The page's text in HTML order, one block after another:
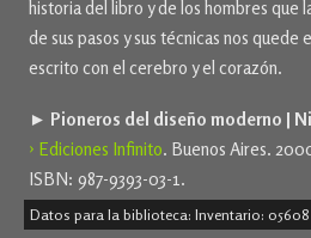
historia del libro y de los hombres que
de sus pasos y sus técnicas nos
escrito con el cerebro y el corazón.
► Pioneros del diseño moderno |
› Ediciones Infinito. Buenos Aires.
ISBN: 987-9393-03-1.
Datos para la biblioteca: Inventario: 05608